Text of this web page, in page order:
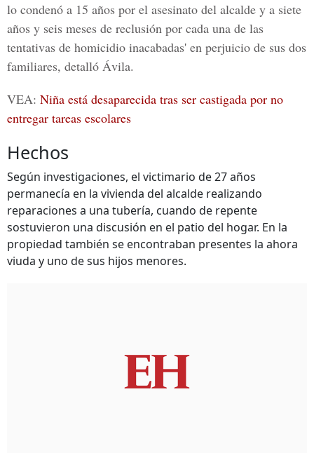
lo condenó a 15 años por el asesinato del alcalde y a siete
años y seis meses de reclusión por cada una de las
tentativas de homicidio inacabadas' en perjuicio de sus dos
familiares, detalló Ávila.
VEA: Niña está desaparecida tras ser castigada por no
entregar tareas escolares
Hechos
Según investigaciones, el victimario de 27 años
permanecía en la vivienda del alcalde realizando
reparaciones a una tubería, cuando de repente
sostuvieron una discusión en el patio del hogar. En la
propiedad también se encontraban presentes la ahora
viuda y uno de sus hijos menores.